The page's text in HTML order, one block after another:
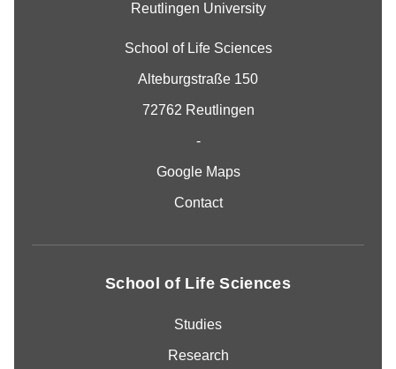
Reutlingen University
School of Life Sciences
Alteburgstraße 150
72762 Reutlingen
-
Google Maps
Contact
School of Life Sciences
Studies
Research